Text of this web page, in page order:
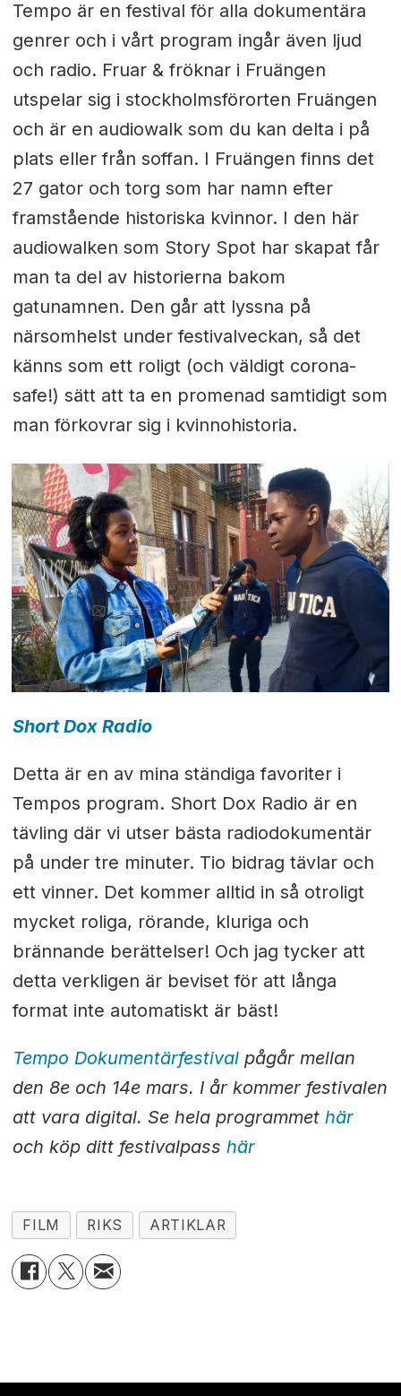
Tempo är en festival för alla dokumentära
genrer och i vårt program ingår även ljud
och radio. Fruar & fröknar i Fruängen
utspelar sig i stockholmsförorten Fruängen
och är en audiowalk som du kan delta i på
plats eller från soffan. I Fruängen finns det
27 gator och torg som har namn efter
framstående historiska kvinnor. I den här
audiowalken som Story Spot har skapat får
man ta del av historierna bakom
gatunamnen. Den går att lyssna på
närsomhelst under festivalveckan, så det
känns som ett roligt (och väldigt corona-
safe!) sätt att ta en promenad samtidigt som
man förkovrar sig i kvinnohistoria.
Short Dox Radio
Detta är en av mina ständiga favoriter i
Tempos program. Short Dox Radio är en
tävling där vi utser bästa radiodokumentär
på under tre minuter. Tio bidrag tävlar och
ett vinner. Det kommer alltid in så otroligt
mycket roliga, rörande, kluriga och
brännande berättelser! Och jag tycker att
detta verkligen är beviset för att långa
format inte automatiskt är bäst!
Tempo Dokumentärfestivalpågår mellan
den 8e och 14e mars. I år kommer festivalen
att vara digital. Se hela programmet här
och köp ditt festivalpass här
FILM RIKS ARTIKLAR